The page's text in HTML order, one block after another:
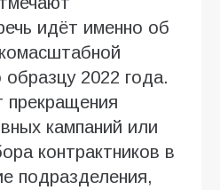
идёт именно об
2022 года.
прекращения
кампаний или
контрактников в
подразделения,